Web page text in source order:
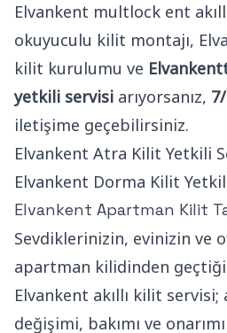
Elvankent multlock ent
okuyuculu kilit montajı,
kilit kurulumu ve
yetkili servisi arıyorsanız,
iletişime geçebilirsiniz.
Elvankent Atra Kilit Yetkili
Elvankent Dorma Kilit
Elvankent Apartman Kilit
Sevdiklerinizin, evinizin ve
apartman kilidinden
Elvankent akıllı kilit
değişimi, bakımı ve